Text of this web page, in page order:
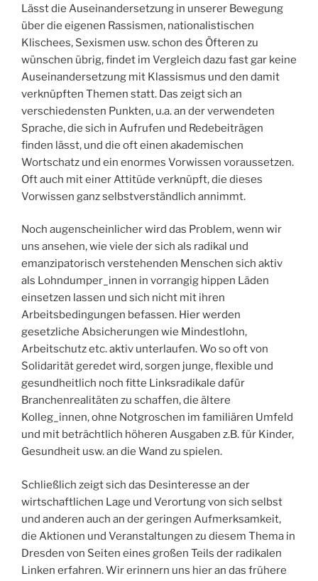
Lässt die Auseinandersetzung in unserer Bewegung
über die eigenen Rassismen, nationalistischen
Klischees, Sexismen usw. schon des Öfteren zu
wünschen übrig, findet im Vergleich dazu fast gar keine
Auseinandersetzung mit Klassismus und den damit
verknüpften Themen statt. Das zeigt sich an
verschiedensten Punkten, u.a. an der verwendeten
Sprache, die sich in Aufrufen und Redebeiträgen
finden lässt, und die oft einen akademischen
Wortschatz und ein enormes Vorwissen voraussetzen.
Oft auch mit einer Attitüde verknüpft, die dieses
Vorwissen ganz selbstverständlich annimmt.
Noch augenscheinlicher wird das Problem, wenn wir
uns ansehen, wie viele der sich als radikal und
emanzipatorisch verstehenden Menschen sich aktiv
als Lohndumper_innen in vorrangig hippen Läden
einsetzen lassen und sich nicht mit ihren
Arbeitsbedingungen befassen. Hier werden
gesetzliche Absicherungen wie Mindestlohn,
Arbeitschutz etc. aktiv unterlaufen. Wo so oft von
Solidarität geredet wird, sorgen junge, flexible und
gesundheitlich noch fitte Linksradikale dafür
Branchenrealitäten zu schaffen, die ältere
Kolleg_innen, ohne Notgroschen im familiären Umfeld
und mit beträchtlich höheren Ausgaben z.B. für Kinder,
Gesundheit usw. an die Wand zu spielen.
Schließlich zeigt sich das Desinteresse an der
wirtschaftlichen Lage und Verortung von sich selbst
und anderen auch an der geringen Aufmerksamkeit,
die Aktionen und Veranstaltungen zu diesem Thema in
Dresden von Seiten eines großen Teils der radikalen
Linken erfahren. Wir erinnern uns hier an das frühere